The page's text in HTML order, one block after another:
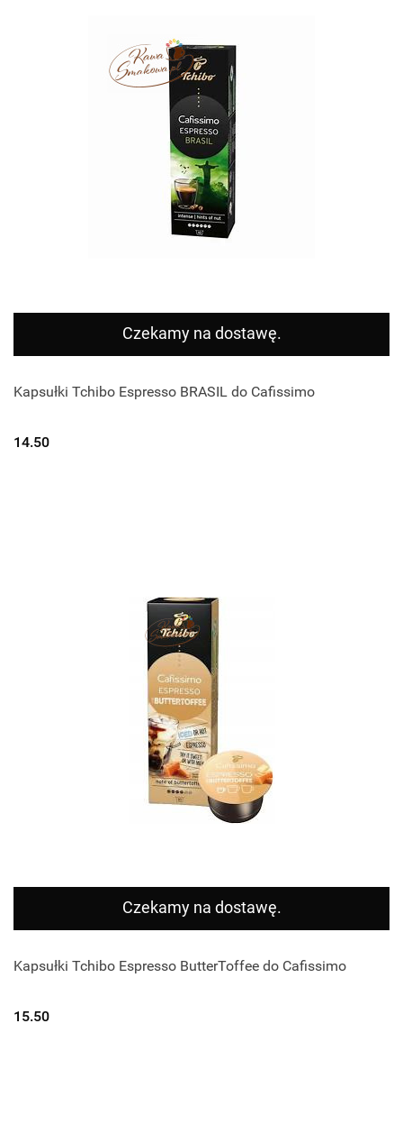
Czekamy na dostawę.
Kapsułki Tchibo Espresso BRASIL do Cafissimo
14.50
Czekamy na dostawę.
Kapsułki Tchibo Espresso ButterToffee do Cafissimo
15.50